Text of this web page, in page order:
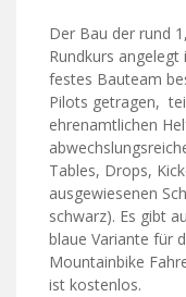
Der Bau der rund
Rundkurs
festes Bauteam
Pilots getragen,
ehrenamtlichen
Tables, Drops,
ausgewiesenen
schwarz). Es gibt
blaue Variante für
Mountainbike
ist kostenlos.